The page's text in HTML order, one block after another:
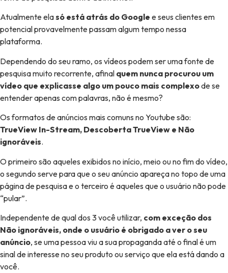
Atualmente elasó está atrás do Google e seus clientes em
potencial provavelmente passam algum tempo nessa
plataforma.
Dependendo do seu ramo, os vídeos podem ser uma fonte de
pesquisa muito recorrente, afinal quem nunca procurou um
vídeo que explicasse algo um pouco mais complexode se
entender apenas com palavras, não é mesmo?
Os formatos de anúncios mais comuns no Youtube são:
TrueView In-Stream, Descoberta TrueView e Não
ignoráveis.
O primeiro são aqueles exibidos no início, meio ou no fim do vídeo,
o segundo serve para que o seu anúncio apareça no topo de uma
página de pesquisa e o terceiro é aqueles que o usuário não pode
“pular”.
Independente de qual dos 3 você utilizar, com exceção dos
Não ignoráveis, onde o usuário é obrigado a ver o seu
anúncio, se uma pessoa viu a sua propaganda até o final é um
sinal de interesse no seu produto ou serviço que ela está dando a
você.